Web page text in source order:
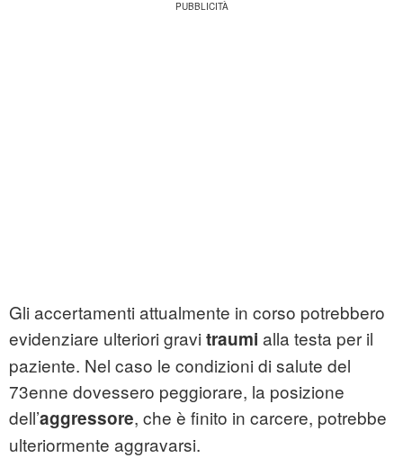
Gli accertamenti attualmente in corso potrebbero
evidenziare ulteriori gravi traumi alla testa per il
paziente. Nel caso le condizioni di salute del
73enne dovessero peggiorare, la posizione
dell’aggressore, che è finito in carcere, potrebbe
ulteriormente aggravarsi.